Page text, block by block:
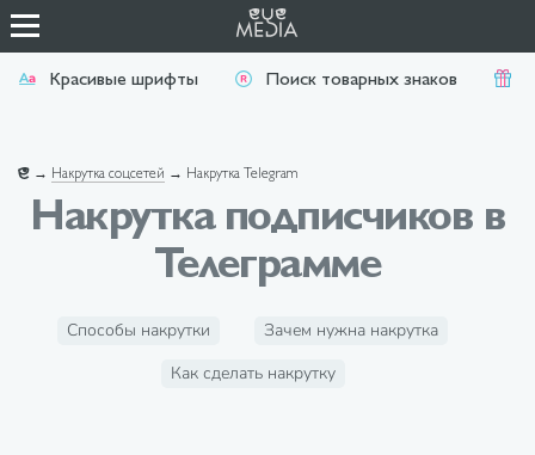
Красивые шрифты Поиск товарных знаков
→ Накрутка соцсетей → Накрутка Telegram
Накрутка подписчиков в
Телеграмме
Способы накрутки
Зачем нужна накрутка
Как сделать накрутку